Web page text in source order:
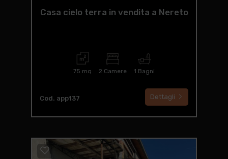
Casa cielo terra in vendita a Nereto
75 mq 2 Camere 1 Bagni
Cod. app137 Dettagli